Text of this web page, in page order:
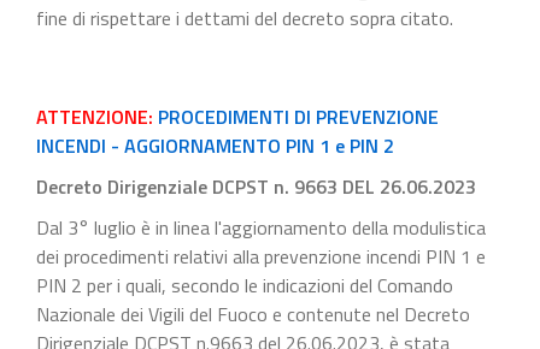
fine di rispettare i dettami del decreto sopra citato.
ATTENZIONE: PROCEDIMENTI DI PREVENZIONE
INCENDI - AGGIORNAMENTO PIN 1 e PIN 2
Decreto Dirigenziale DCPST n. 9663 DEL 26.06.2023
Dal 3° luglio è in linea l'aggiornamento della modulistica
dei procedimenti relativi alla prevenzione incendi PIN 1 e
PIN 2 per i quali, secondo le indicazioni del Comando
Nazionale dei Vigili del Fuoco e contenute nel Decreto
Dirigenziale DCPST n.9663 del 26.06.2023, è stata